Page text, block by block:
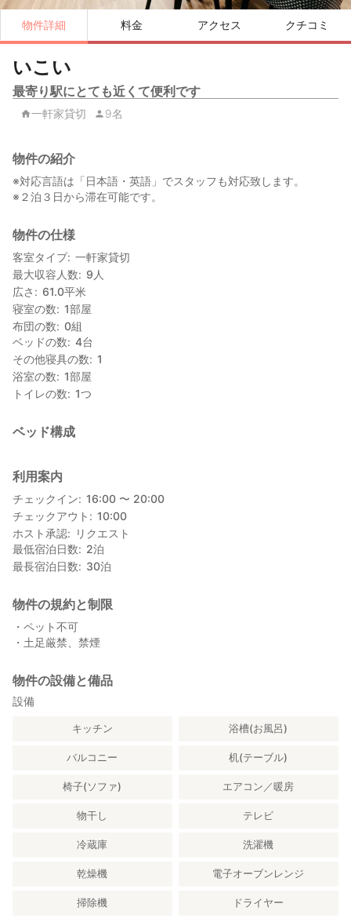
物件詳細 料金 アクセス クチコミ
いこい
最寄り駅にとても近くて便利です
一軒家貸切 9名
物件の紹介
※対応言語は「日本語・英語」でスタッフも対応致します。
※２泊３日から滞在可能です。
物件の仕様
客室タイプ 一軒家貸切
最大収容人数
9 人
広さ
61.0平米
寝室の数
1部屋
布団の数
0組
ベッドの数
4台
その他寝具の数
1
浴室の数
1部屋
トイレの数
1つ
ベッド構成
利用案内
チェックイン
16:00 〜 20:00
チェックアウト
10:00
ホスト承認
リクエスト
最低宿泊日数
2泊
最長宿泊日数
30泊
物件の規約と制限
・ペット不可
・土足厳禁、禁煙
物件の設備と備品
設備
キッチン 浴槽(お風呂)
バルコニー 机(テーブル)
椅子(ソファ) エアコン／暖房
物干し テレビ
冷蔵庫 洗濯機
乾燥機 電子オーブンレンジ
掃除機 ドライヤー